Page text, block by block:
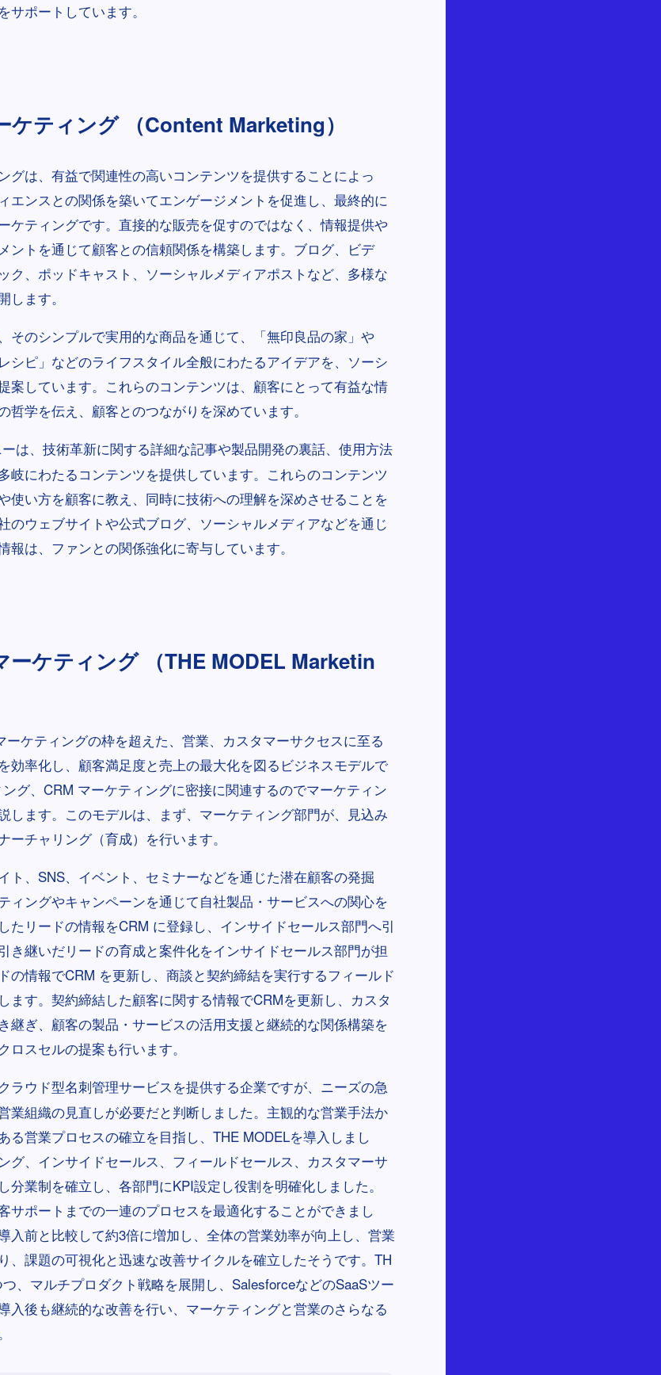
サポートしています。
ケティング （Content Marketing）
グは、有益で関連性の高いコンテンツを提供することによっ
エンスとの関係を築いてエンゲージメントを促進し、最終的に
ケティングです。直接的な販売を促すのではなく、情報提供や
ントを通じて顧客との信頼関係を構築します。ブログ、ビデ
ク、ポッドキャスト、ソーシャルメディアポストなど、多様な
します。
そのシンプルで実用的な商品を通じて、「無印良品の家」や
シピ」などのライフスタイル全般にわたるアイデアを、ソーシ
案しています。これらのコンテンツは、顧客にとって有益な情
哲学を伝え、顧客とのつながりを深めています。
ーは、技術革新に関する詳細な記事や製品開発の裏話、使用方法
岐にわたるコンテンツを提供しています。これらのコンテンツ
使い方を顧客に教え、同時に技術への理解を深めさせることを
のウェブサイトや公式ブログ、ソーシャルメディアなどを通じ
報は、ファンとの関係強化に寄与しています。
ーケティング （THE MODEL Marketin
ーケティングの枠を超えた、営業、カスタマーサクセスに至る
効率化し、顧客満足度と売上の最大化を図るビジネスモデルで
グ、CRM マーケティングに密接に関連するのでマーケティン
します。このモデルは、まず、マーケティング部門が、見込み
ーチャリング（育成）を行います。
ト、SNS、イベント、セミナーなどを通じた潜在顧客の発掘
ィングやキャンペーンを通じて自社製品・サービスへの関心を
たリードの情報をCRM に登録し、インサイドセールス部門へ引
き継いだリードの育成と案件化をインサイドセールス部門が担
の情報でCRM を更新し、商談と契約締結を実行するフィールド
ます。契約締結した顧客に関する情報でCRMを更新し、カスタ
継ぎ、顧客の製品・サービスの活用支援と継続的な関係構築を
ロスセルの提案も行います。
ラウド型名刺管理サービスを提供する企業ですが、ニーズの急
業組織の見直しが必要だと判断しました。主観的な営業手法か
る営業プロセスの確立を目指し、THE MODELを導入しまし
グ、インサイドセールス、フィールドセールス、カスタマーサ
分業制を確立し、各部門にKPI設定し役割を明確化しました。
サポートまでの一連のプロセスを最適化することができまし
入前と比較して約3倍に増加し、全体の営業効率が向上し、営業
、課題の可視化と迅速な改善サイクルを確立したそうです。TH
、マルチプロダクト戦略を展開し、SalesforceなどのSaaSツー
入後も継続的な改善を行い、マーケティングと営業のさらなる